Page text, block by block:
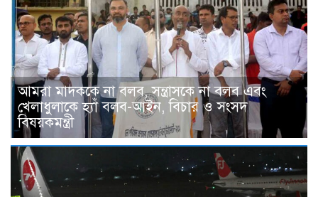
আমরা মাদককে না বলব, সন্ত্রাসকে না বলব এবং
খেলাধুলাকে হ্যাঁ বলব-আইন, বিচার ও সংসদ
বিষয়কমন্ত্রী